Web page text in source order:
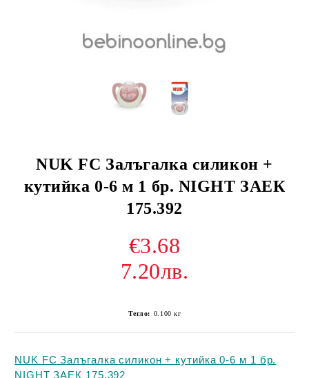
NUK FC Залъгалка силикон +
кутийка 0-6 м 1 бр. NIGHT ЗАЕК
175.392
€3.68
7.20лв.
Тегло: 0.100 кг
NUK FC Залъгалка силикон + кутийка 0-6 м 1 бр.
NIGHT ЗАЕК 175.392